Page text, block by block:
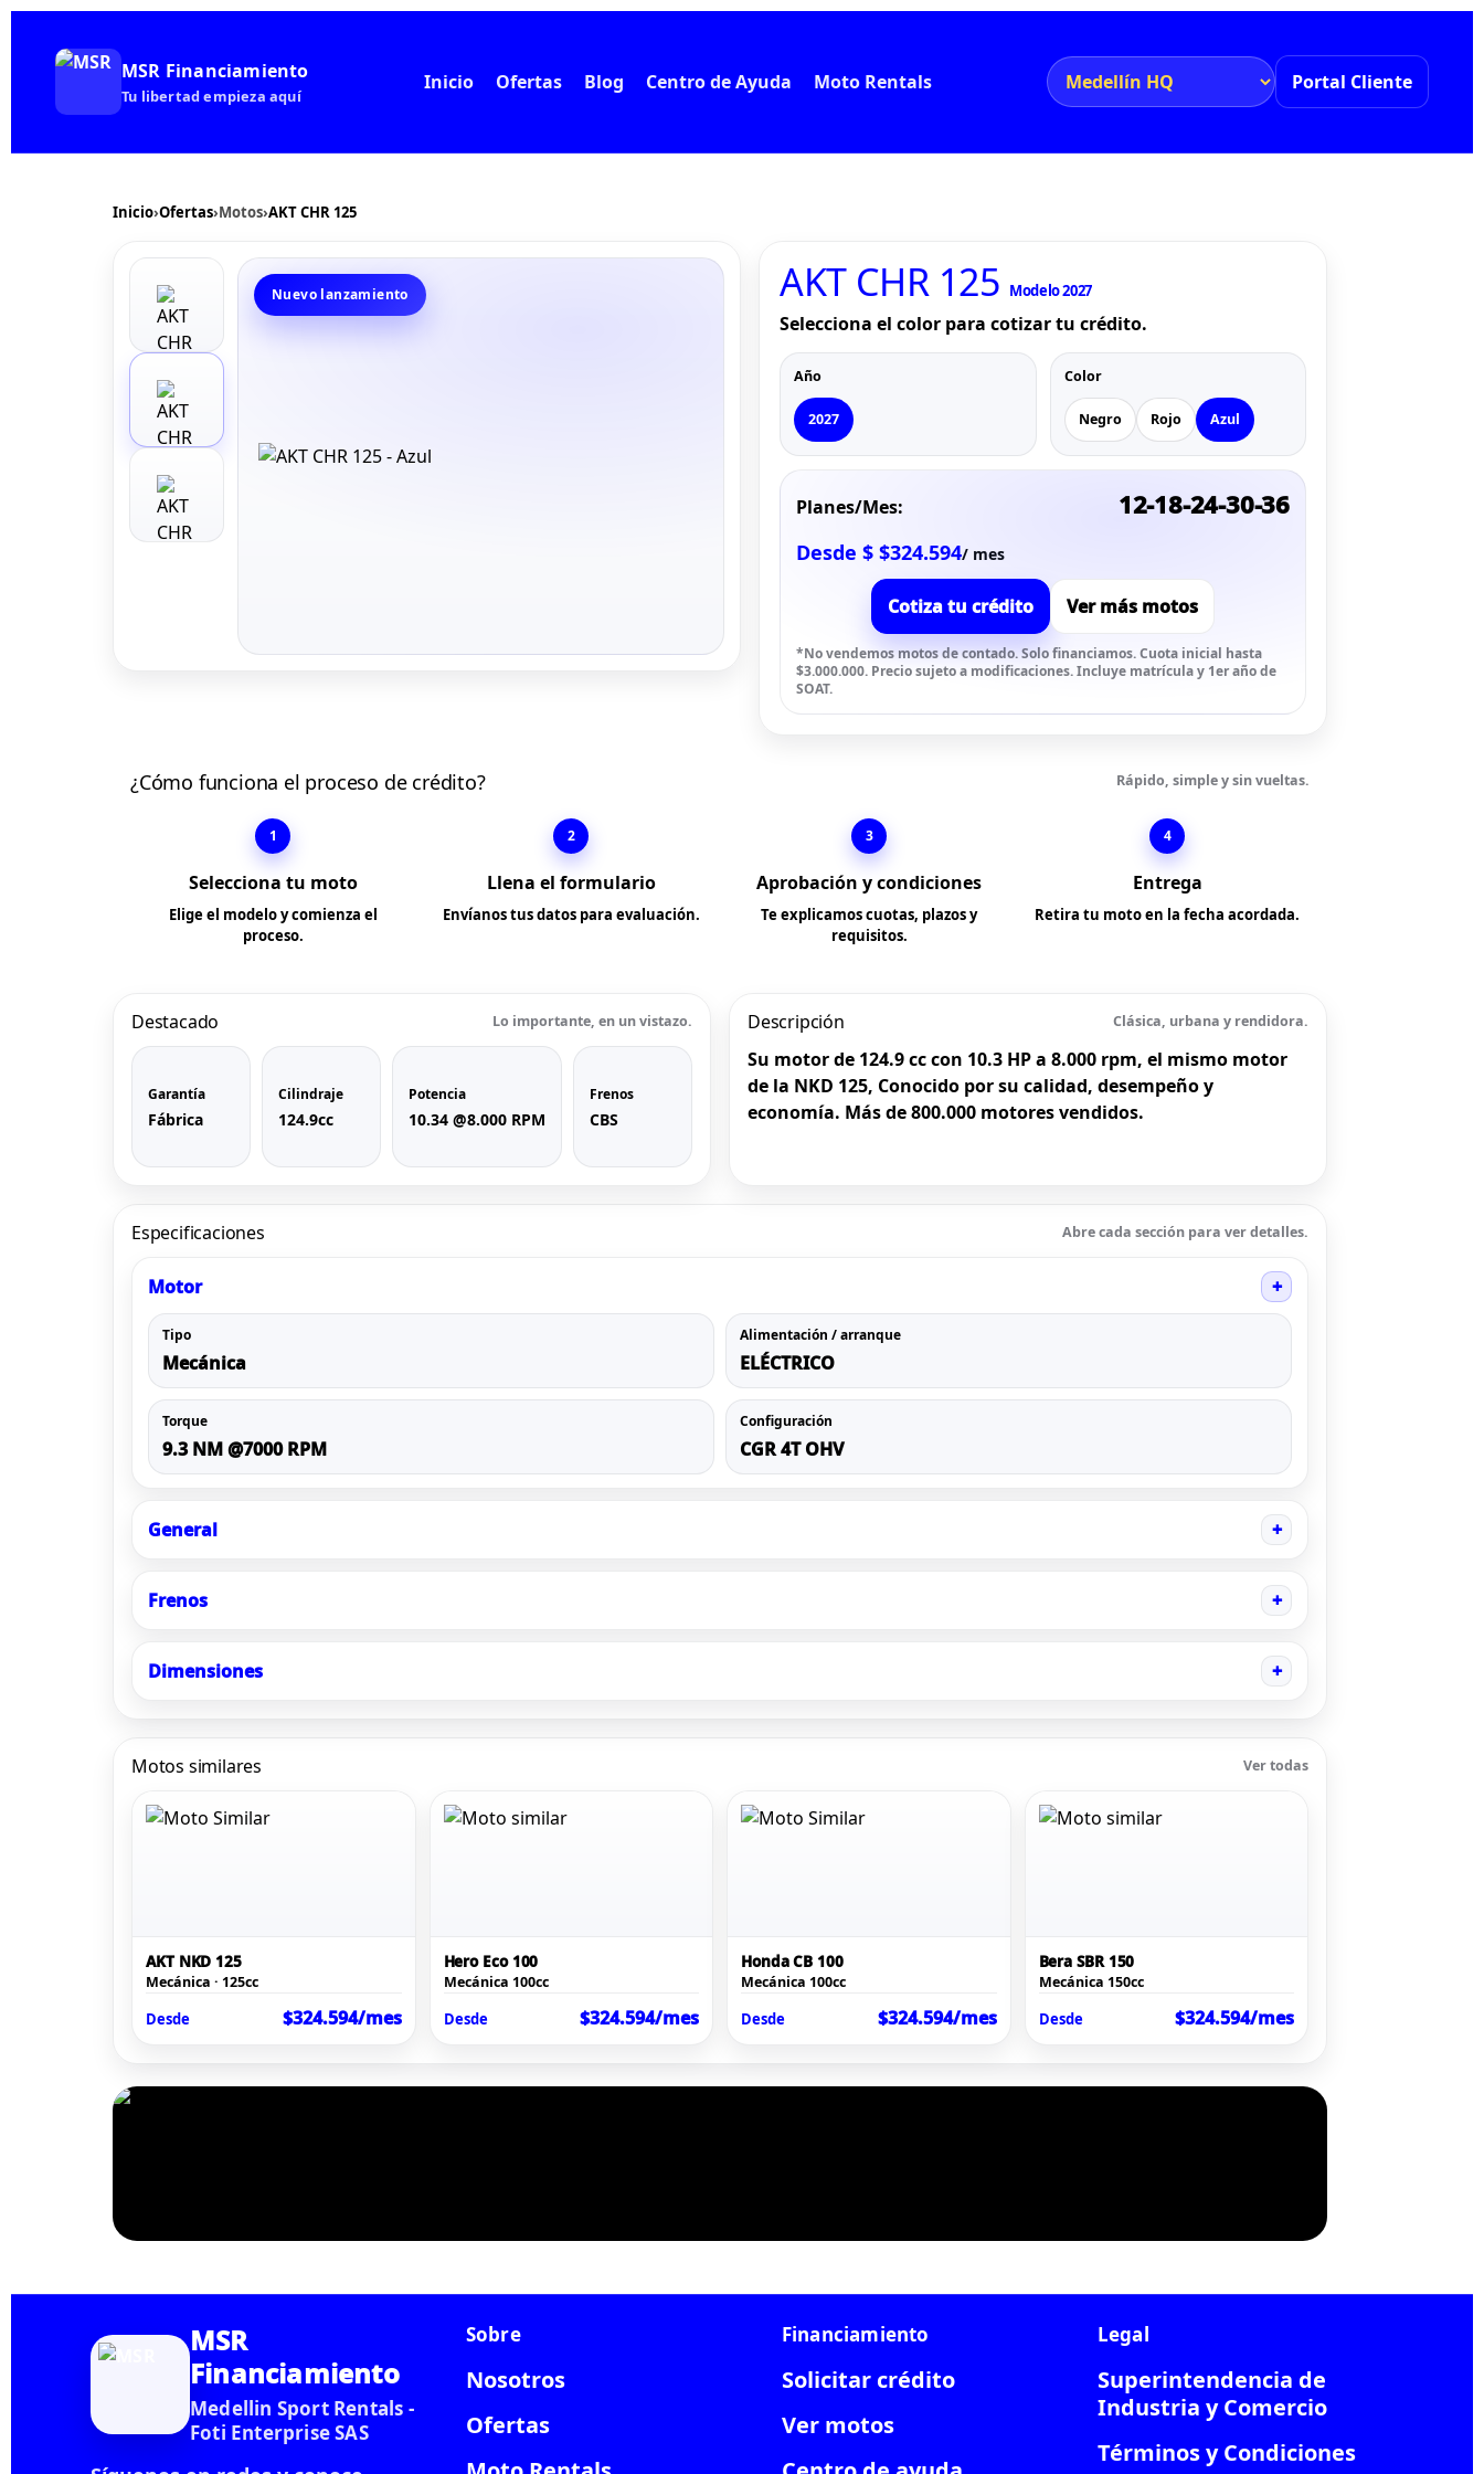
MSR Financiamiento
Tu libertad empieza aquí
Inicio Ofertas Blog Centro de Ayuda Moto Rentals Portal Cliente
Inicio›Ofertas›Motos›AKT CHR 125
Nuevo lanzamiento AKT CHR 125 Modelo 2027
Selecciona el color para cotizar tu crédito.
Año
2027
Color
Negro Rojo Azul
Planes/Mes: 12-18-24-30-36
Desde $ $324.594/ mes
Cotiza tu crédito Ver más motos
*No vendemos motos de contado. Solo financiamos. Cuota inicial hasta
$3.000.000. Precio sujeto a modificaciones. Incluye matrícula y 1er año de
SOAT.
¿Cómo funciona el proceso de crédito? Rápido, simple y sin vueltas.
1
Selecciona tu moto
Elige el modelo y comienza el
proceso.
2
Llena el formulario
Envíanos tus datos para evaluación.
3
Aprobación y condiciones
Te explicamos cuotas, plazos y
requisitos.
4
Entrega
Retira tu moto en la fecha acordada.
Destacado Lo importante, en un vistazo.
Garantía
Fábrica
Cilindraje
124.9cc
Potencia
10.34 @8.000 RPM
Frenos
CBS
Descripción Clásica, urbana y rendidora.
Su motor de 124.9 cc con 10.3 HP a 8.000 rpm, el mismo motor
de la NKD 125, Conocido por su calidad, desempeño y
economía. Más de 800.000 motores vendidos.
Especificaciones Abre cada sección para ver detalles.
Motor +
Tipo
Mecánica
Alimentación / arranque
ELÉCTRICO
Torque
9.3 NM @7000 RPM
Configuración
CGR 4T OHV
General +
Frenos +
Dimensiones +
Motos similares Ver todas
AKT NKD 125
Mecánica · 125cc
Desde $324.594/mes
Hero Eco 100
Mecánica 100cc
Desde $324.594/mes
Honda CB 100
Mecánica 100cc
Desde $324.594/mes
Bera SBR 150
Mecánica 150cc
Desde $324.594/mes
MSR
Financiamiento
Medellin Sport Rentals -
Foti Enterprise SAS
Sobre
Nosotros
Ofertas
Financiamiento
Solicitar crédito
Ver motos
Legal
Superintendencia de
Industria y Comercio
Términos y Condiciones